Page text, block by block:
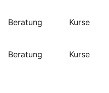
Beratung Kurse
Beratung Kurse